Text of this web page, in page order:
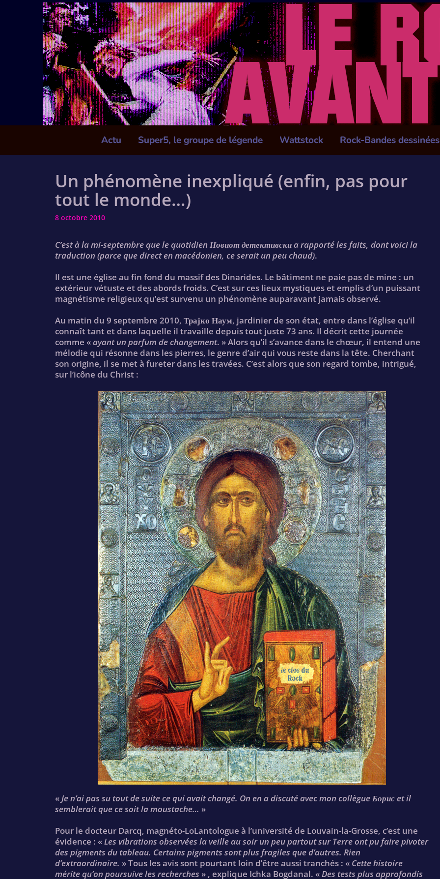
Actu Super5, le groupe de légende Wattstock Rock-Bandes dessinées
Un phénomène inexpliqué (enfin, pas pour
tout le monde…)
8 octobre 2010
C’est à la mi-septembre que le quotidien Новиот детективски a rapporté les faits, dont voici la
traduction (parce que direct en macédonien, ce serait un peu chaud).
Il est une église au fin fond du massif des Dinarides. Le bâtiment ne paie pas de mine : un
extérieur vétuste et des abords froids. C’est sur ces lieux mystiques et emplis d’un puissant
magnétisme religieux qu’est survenu un phénomène auparavant jamais observé.
Au matin du 9 septembre 2010, Трајко Наум, jardinier de son état, entre dans l’église qu’il
connaît tant et dans laquelle il travaille depuis tout juste 73 ans. Il décrit cette journée
comme «ayant un parfum de changement. » Alors qu’il s’avance dans le chœur, il entend une
mélodie qui résonne dans les pierres, le genre d’air qui vous reste dans la tête. Cherchant
son origine, il se met à fureter dans les travées. C’est alors que son regard tombe, intrigué,
sur l’icône du Christ :
« Je n’ai pas su tout de suite ce qui avait changé. On en a discuté avec mon collègue Борис et il
semblerait que ce soit la moustache… »
Pour le docteur Darcq, magnéto-LoLantologue à l’université de Louvain-la-Grosse, c’est une
évidence : « Les vibrations observées la veille au soir un peu partout sur Terre ont pu faire pivoter
des pigments du tableau. Certains pigments sont plus fragiles que d’autres. Rien
d’extraordinaire. » Tous les avis sont pourtant loin d’être aussi tranchés : « Cette histoire
mérite qu’on poursuive les recherches » , explique Ichka Bogdanal. « Des tests plus approfondis